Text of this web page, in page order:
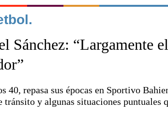
La ciudad
El país
Escenario Olímpico
Liga del Sur
Sánchez: “Largamente
40, repasa sus épocas en Sportivo
tránsito y algunas situaciones puntuales